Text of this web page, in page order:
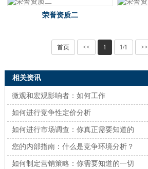
荣誉资质二
首页 << 1 1/1 >>
相关资讯
微观和宏观影响者：如何工作
如何进行竞争性定价分析
如何进行市场调查：你真正需要知道的
您的内部指南：什么是竞争环境分析？
如何制定营销策略：你需要知道的一切